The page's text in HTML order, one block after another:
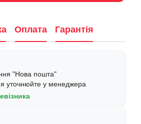
Оплата Гарантія
"Нова пошта"
уточнюйте у менеджера